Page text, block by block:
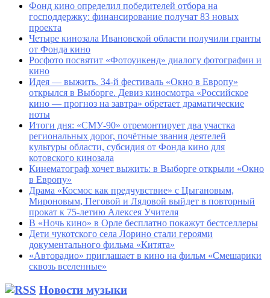
Фонд кино определил победителей отбора на
господдержку: финансирование получат 83 новых
проекта
Четыре кинозала Ивановской области получили гранты
от Фонда кино
Росфото посвятит «Фотоуикенд» диалогу фотографии и
кино
Идея — выжить. 34-й фестиваль «Окно в Европу»
открылся в Выборге. Девиз киносмотра «Российское
кино — прогноз на завтра» обретает драматические
ноты
Итоги дня: «СМУ-90» отремонтирует два участка
региональных дорог, почётные звания деятелей
культуры области, субсидия от Фонда кино для
котовского кинозала
Кинематограф хочет выжить: в Выборге открыли «Окно
в Европу»
Драма «Космос как предчувствие» с Цыгановым,
Мироновым, Пеговой и Лядовой выйдет в повторный
прокат к 75-летию Алексея Учителя
В «Ночь кино» в Орле бесплатно покажут бестселлеры
Дети чукотского села Лорино стали героями
документального фильма «Китята»
«Авторадио» приглашает в кино на фильм «Смешарики
сквозь вселенные»
Новости музыки